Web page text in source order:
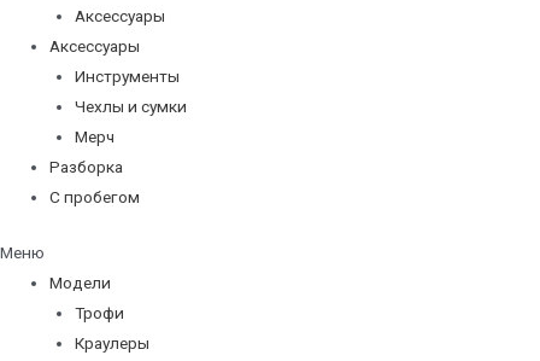
Аксессуары
Аксессуары
Инструменты
Чехлы и сумки
Мерч
Разборка
С пробегом
Меню
Модели
Трофи
Краулеры